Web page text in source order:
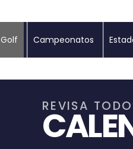
Golf Campeonatos
REVISA